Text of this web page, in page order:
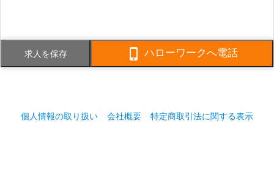
事業内容
ビルメンテナンス業
警備業（東京都公安委員会認定第１
求人を保存  ハローワークへ電話
個人情報の取り扱い 会社概要 特定商取引法に関する表示